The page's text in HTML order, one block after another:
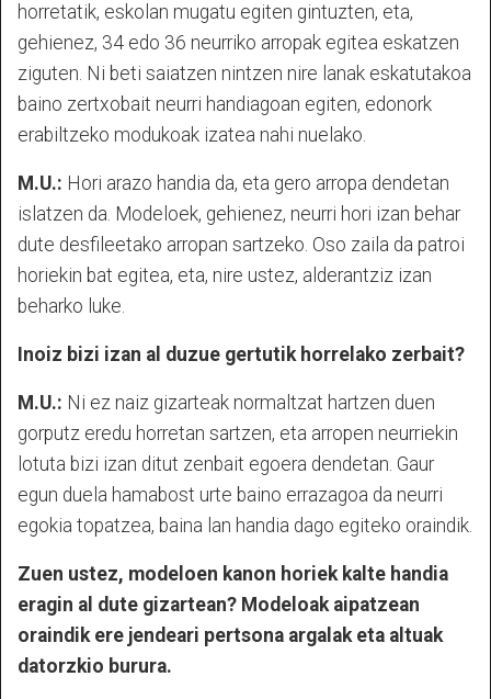
horretatik, eskolan mugatu egiten gintuzten, eta,
gehienez, 34 edo 36 neurriko arropak egitea eskatzen
ziguten. Ni beti saiatzen nintzen nire lanak eskatutakoa
baino zertxobait neurri handiagoan egiten, edonork
erabiltzeko modukoak izatea nahi nuelako.
M.U.: Hori arazo handia da, eta gero arropa dendetan
islatzen da. Modeloek, gehienez, neurri hori izan behar
dute desfileetako arropan sartzeko. Oso zaila da patroi
horiekin bat egitea, eta, nire ustez, alderantziz izan
beharko luke.
Inoiz bizi izan al duzue gertutik horrelako zerbait?
M.U.: Ni ez naiz gizarteak normaltzat hartzen duen
gorputz eredu horretan sartzen, eta arropen neurriekin
lotuta bizi izan ditut zenbait egoera dendetan. Gaur
egun duela hamabost urte baino errazagoa da neurri
egokia topatzea, baina lan handia dago egiteko oraindik.
Zuen ustez, modeloen kanon horiek kalte handia
eragin al dute gizartean? Modeloak aipatzean
oraindik ere jendeari pertsona argalak eta altuak
datorzkio burura.